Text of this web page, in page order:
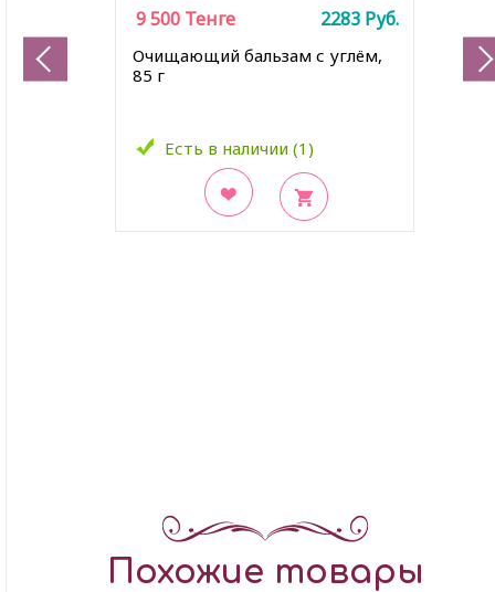
Очищающий бальзам с углём,
85 г
Есть в наличии (1)
9 500 Тенге 2283 Руб.
Похожие товары